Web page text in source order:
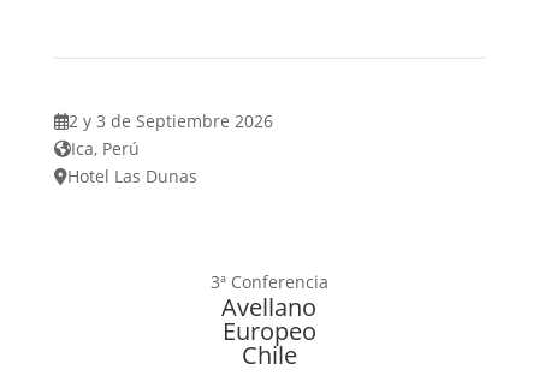
2 y 3 de Septiembre 2026
Ica, Perú
Hotel Las Dunas
3ª Conferencia
Avellano
Europeo
Chile